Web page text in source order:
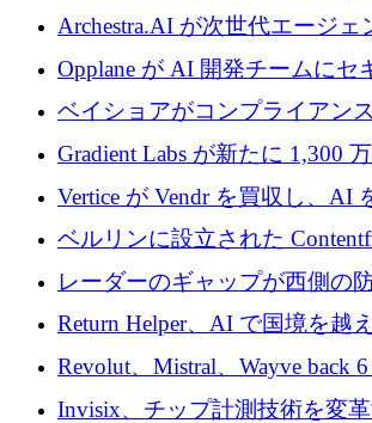
がエンジニアリング向け AI を
600 万ユーロのプレシードを
Archestra.AI が次世代エージェ
ースを実現するために 1,000
Opplane が AI 開発チームにセ
たらすために 450 万ユーロを
ベイショアがコンプライアン
ド化するために800万ドルを調
Gradient Labs が新たに 1,300
Vertice が Vendr を買収し、AI
インテリジェンス プラットフ
ベルリンに設立された
に買収される
レーダーのギャップが西側の
そしてベルリンのチップスタ
れを埋める
Return Helper、AI で国境を越
の返品を利益に変えるシリー
ルを調達
Revolut、Mistral、Wayve back
Europe」キャンペーン
Invisix、チップ計測技術を変